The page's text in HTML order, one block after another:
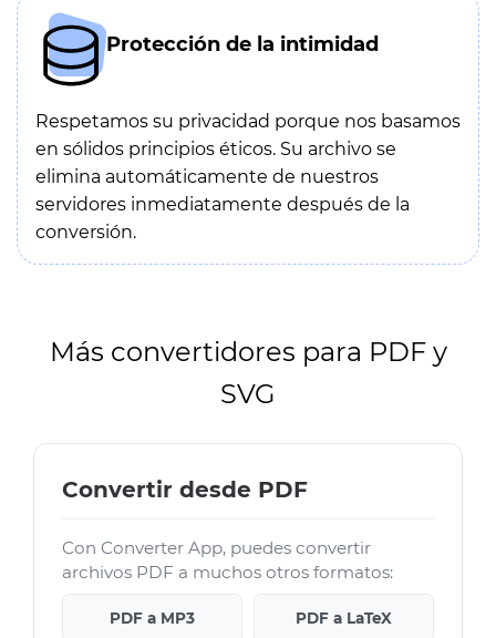
Protección de la intimidad
Respetamos su privacidad porque nos basamos
en sólidos principios éticos. Su archivo se
elimina automáticamente de nuestros
servidores inmediatamente después de la
conversión.
Más convertidores para PDF y
SVG
Convertir desde PDF
Con Converter App, puedes convertir
archivos PDF a muchos otros formatos:
PDF a MP3 PDF a LaTeX